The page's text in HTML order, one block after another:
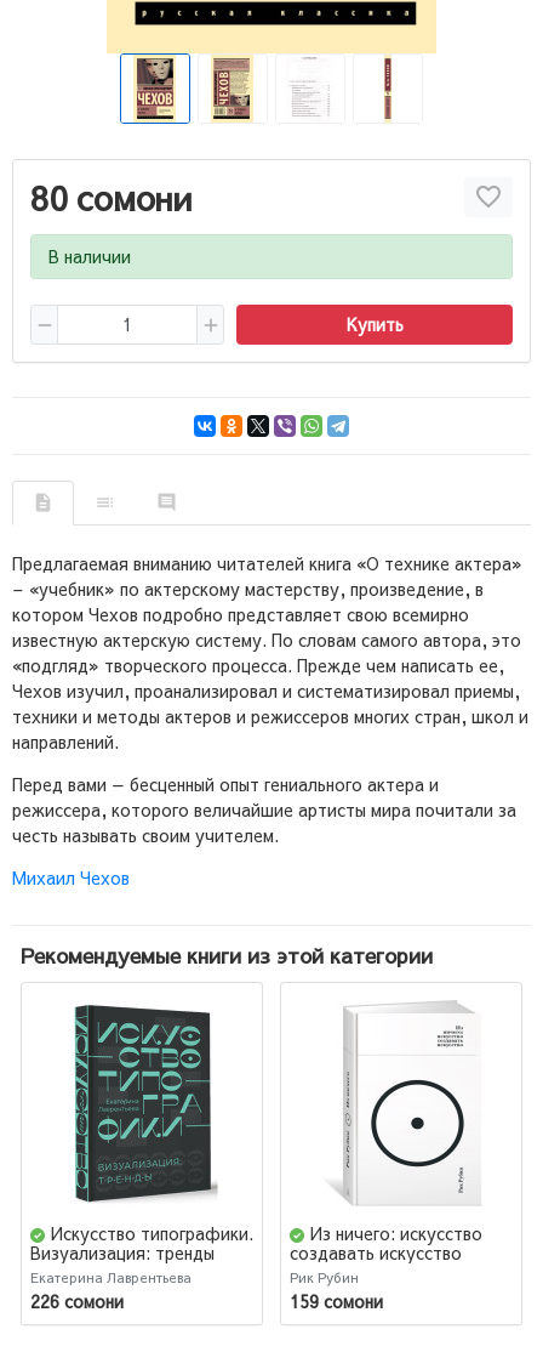
80 сомони
В наличии
Купить
Предлагаемая вниманию читателей книга «О технике актера»
– «учебник» по актерскому мастерству, произведение, в
котором Чехов подробно представляет свою всемирно
известную актерскую систему. По словам самого автора, это
«подгляд» творческого процесса. Прежде чем написать ее,
Чехов изучил, проанализировал и систематизировал приемы,
техники и методы актеров и режиссеров многих стран, школ и
направлений.
Перед вами — бесценный опыт гениального актера и
режиссера, которого величайшие артисты мира почитали за
честь называть своим учителем.
Михаил Чехов
Рекомендуемые книги из этой категории
Искусство типографики.
Визуализация: тренды
Екатерина Лаврентьева
226 сомони
Из ничего: искусство
создавать искусство
Рик Рубин
159 сомони